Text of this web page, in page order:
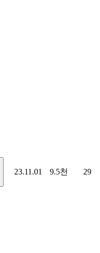
23.11.01 9.5천 29